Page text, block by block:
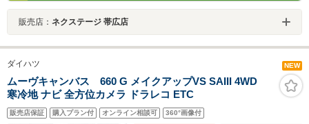
販売店： ネクステージ 帯広店
ダイハツ NEW
ムーヴキャンバス 660 G メイクアップVS SAIII 4WD
寒冷地 ナビ 全方位カメラ ドラレコ ETC
販売店保証 購入プラン付 オンライン相談可 360°画像付